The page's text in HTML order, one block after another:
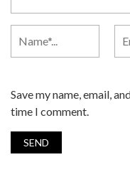
Save my name, email,
time I comment.